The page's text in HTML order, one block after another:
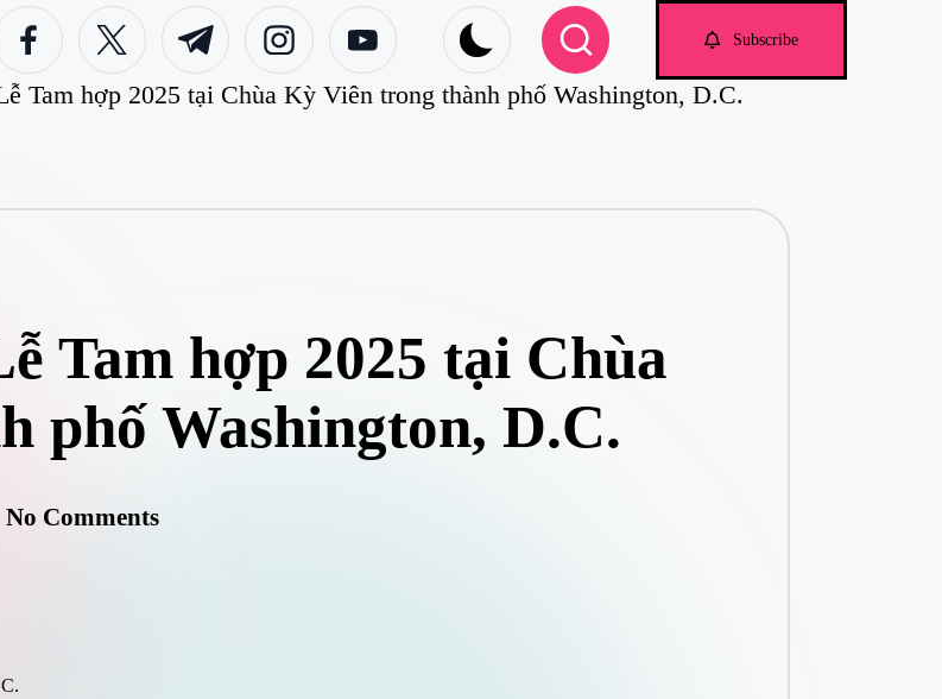
facebook.comtwitter.com instagram.comyoutube.com
Subscribe
Tam hợp 2025 tại Chùa Kỳ Viên trong thành phố Washington, D.C.
Tam hợp 2025 tại Chùa
phố Washington, D.C.
No Comments